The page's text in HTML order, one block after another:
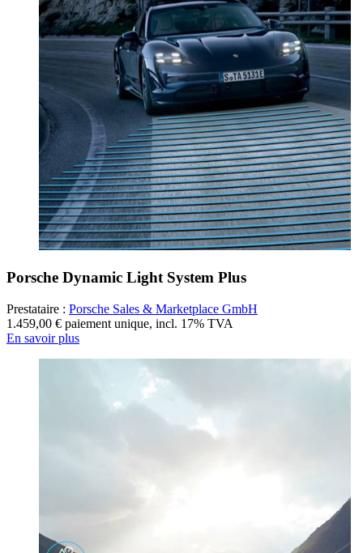
Porsche Dynamic Light System Plus
Prestataire : Porsche Sales & Marketplace GmbH
1.459,00 € paiement unique, incl. 17% TVA
En savoir plus